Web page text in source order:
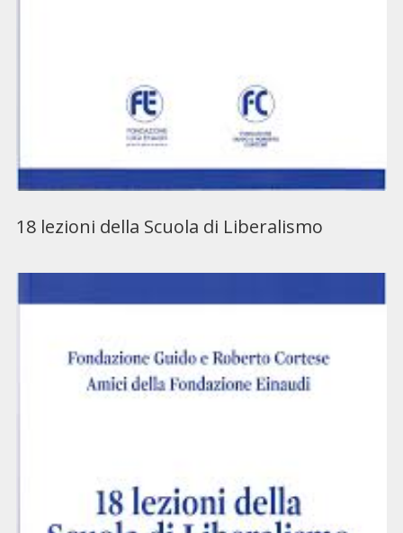
18 lezioni della Scuola di Liberalismo